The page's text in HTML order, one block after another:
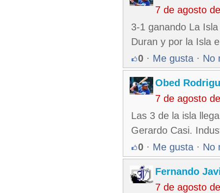
7 de agosto
3-1 ganando La
Duran y por la Isla
0 · Me gusta · No
Obed
7 de agosto
Las 3 de la isla
Gerardo Casi.
0 · Me gusta · No
Fernando
7 de agosto